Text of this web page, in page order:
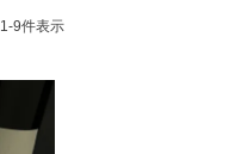
1-9件表示